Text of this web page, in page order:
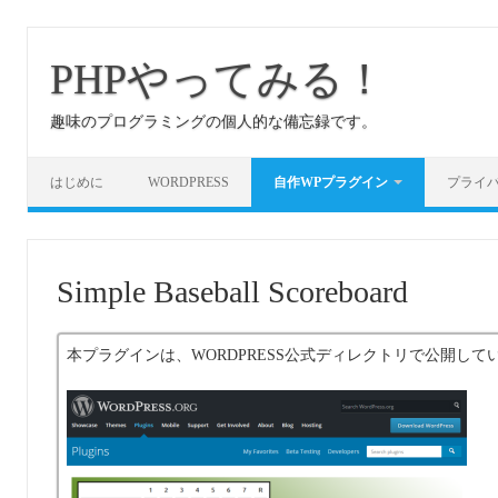
PHPやってみる！
趣味のプログラミングの個人的な備忘録です。
はじめに WORDPRESS 自作WPプラグイン プライ
Simple Baseball Scoreboard
本プラグインは、WORDPRESS公式ディレクトリで公開して